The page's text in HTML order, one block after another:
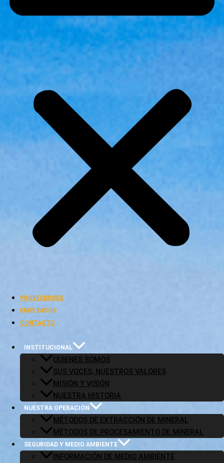
PROVEEDORES
EMPLEADOS
CONTACTO
INSTITUCIONAL
QUIENES SOMOS
SUS VOCES, NUESTROS VALORES
MISIÓN Y VISIÓN
NUESTRA HISTORIA
NUESTRA OPERACIÓN
MÉTODOS DE EXTRACCIÓN DE MINERAL
MÉTODOS DE PROCESAMIENTO DE MINERAL
SEGURIDAD Y MEDIO AMBIENTE
INFORMACIÓN DE MEDIO AMBIENTE
AGA human rights standard
AGA Speak up standard